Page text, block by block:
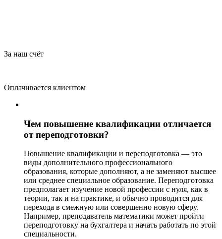
За наш счёт
Оплачивается клиентом
Чем повышение квалификации отличается
от переподготовки?
Повышение квалификации и переподготовка — это
виды дополнительного профессионального
образования, которые дополняют, а не заменяют высшее
или среднее специальное образование. Переподготовка
предполагает изучение новой профессии с нуля, как в
теории, так и на практике, и обычно проводится для
перехода в смежную или совершенно новую сферу.
Например, преподаватель математики может пройти
переподготовку на бухгалтера и начать работать по этой
специальности.